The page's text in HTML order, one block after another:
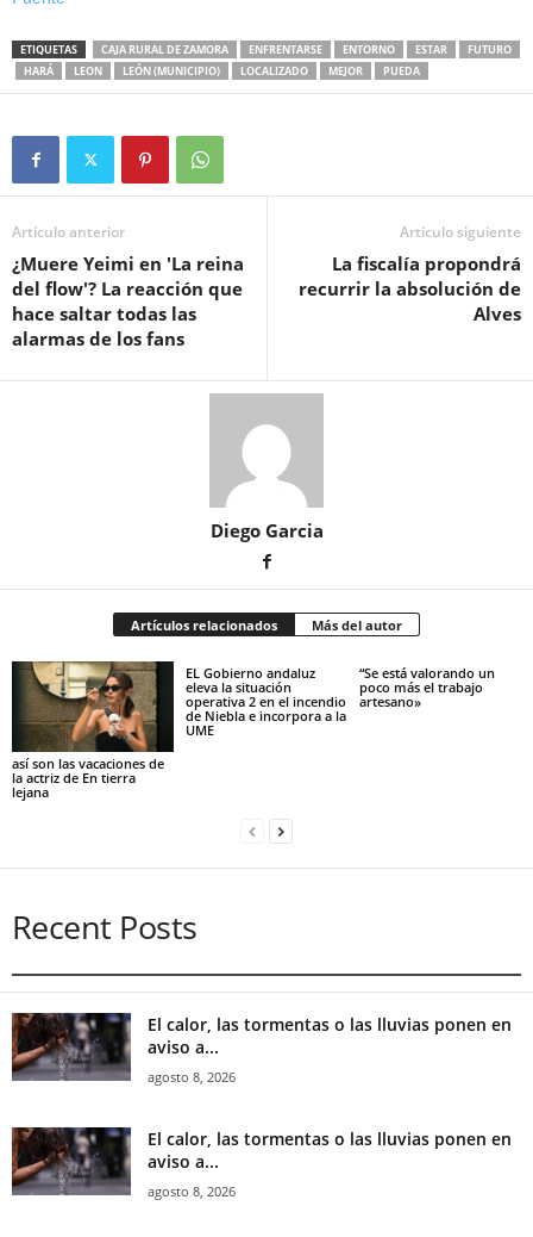
ETIQUETAS CAJA RURAL DE ZAMORA ENFRENTARSE ENTORNO ESTAR
FUTURO
HARÁ
LEON LEÓN (MUNICIPIO) LOCALIZADO MEJOR PUEDA
Artículo anterior
¿Muere Yeimi en 'La reina
del flow'? La reacción que
hace saltar todas las
alarmas de los fans
Artículo siguiente
La fiscalía propondrá
recurrir la absolución de
Alves
Diego Garcia
Artículos relacionados Más del autor
así son las vacaciones de
la actriz de En tierra
lejana
EL Gobierno andaluz
eleva la situación
operativa 2 en el incendio
de Niebla e incorpora a la
UME
“Se está valorando un
poco más el trabajo
artesano»
Recent Posts
El calor, las tormentas o las lluvias ponen en
aviso a...
agosto 8, 2026
El calor, las tormentas o las lluvias ponen en
aviso a...
agosto 8, 2026